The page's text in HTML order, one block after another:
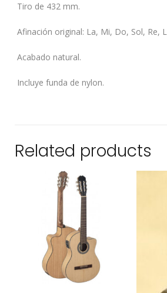
Tiro de 432 mm.
Afinación original: La, Mi, Do, Sol, Re,
Acabado natural.
Incluye funda de nylon.
Related products